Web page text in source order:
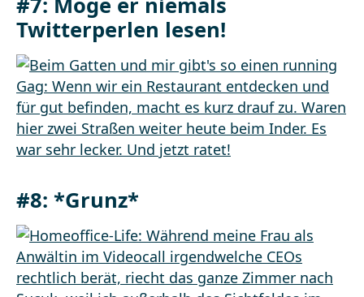
Twitterperlen lesen!
#8: *Grunz*